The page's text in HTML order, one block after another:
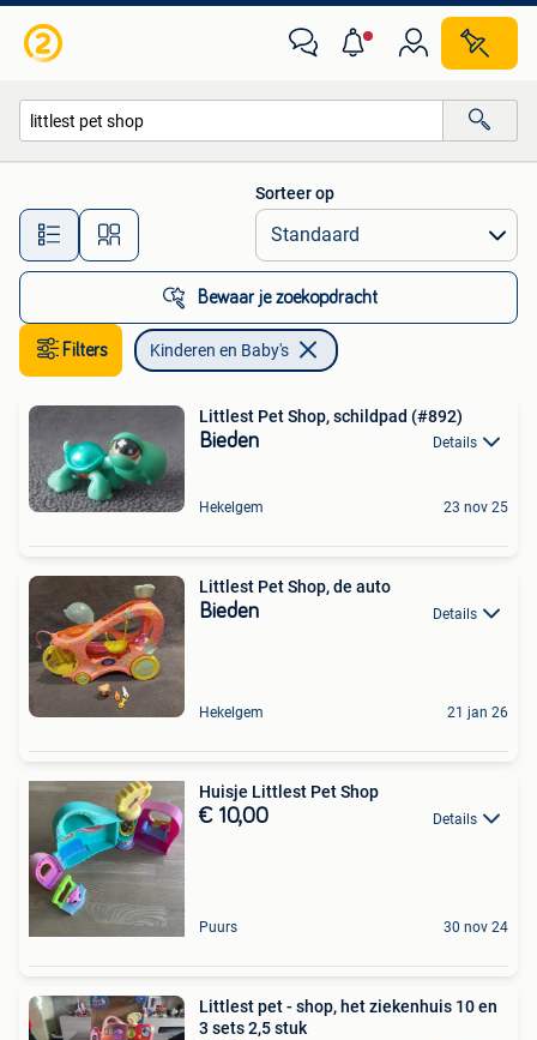
Alle afstanden…
Sorteer op
Bewaar je zoekopdracht
Filters Kinderen en Baby's
Littlest Pet Shop, schildpad (#892)
Bieden Details
Hekelgem 23 nov 25
Littlest Pet Shop, de auto
Bieden Details
Hekelgem 21 jan 26
Huisje Littlest Pet Shop
€ 10,00 Details
Puurs 30 nov 24
Littlest pet - shop, het ziekenhuis 10 en
3 sets 2,5 stuk